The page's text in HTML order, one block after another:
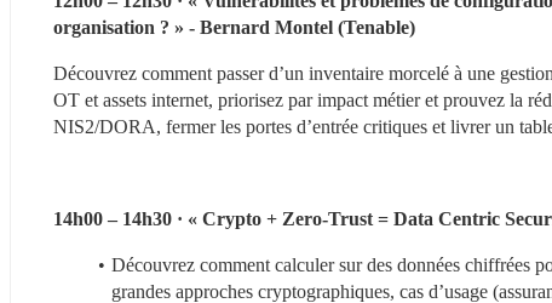
organisation ? » - Bernard Montel (Tenable)
Découvrez comment passer d’un inventaire morcelé à une
OT et assets internet, priorisez par impact métier et prouvez la
NIS2/DORA, fermer les portes d’entrée critiques et livrer un
14h00 – 14h30 · « Crypto + Zero-Trust = Data Centric
Découvrez comment calculer sur des données chiffrées
grandes approches cryptographiques, cas d’usage